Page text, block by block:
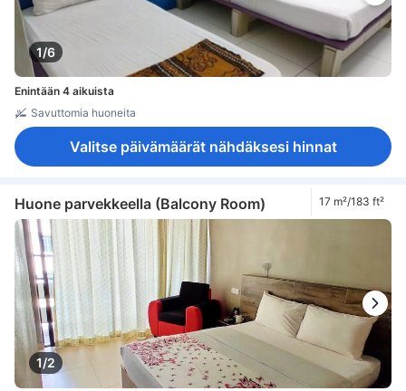
1/6
Enintään 4 aikuista
Savuttomia huoneita
Valitse päivämäärät nähdäksesi hinnat
Huone parvekkeella (Balcony Room) 17 m²/183 ft²
1/2